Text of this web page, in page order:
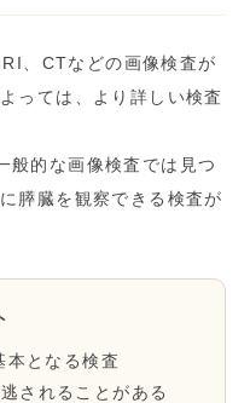
、CTなどの画像検査が
っては、より詳しい検査
般的な画像検査では見つ
膵臓を観察できる検査が
本となる検査
されることがある